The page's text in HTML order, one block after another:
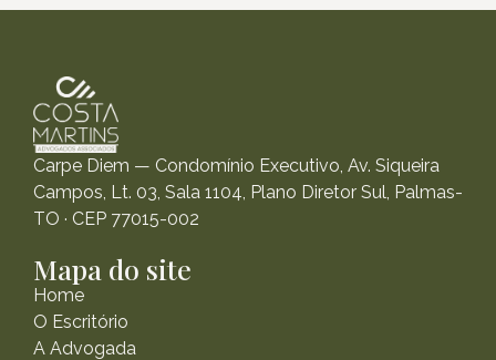
Carpe Diem — Condomínio Executivo, Av. Siqueira
Campos, Lt. 03, Sala 1104, Plano Diretor Sul, Palmas-
TO · CEP 77015-002
Mapa do site
Home
O Escritório
A Advogada